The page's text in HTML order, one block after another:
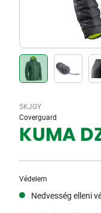
5KJGY
Coverguard
KUMA
Védelem
Nedvesség elleni